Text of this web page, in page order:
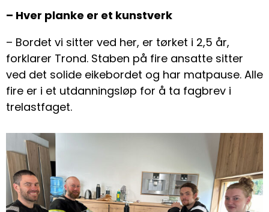
– Hver planke er et kunstverk
– Bordet vi sitter ved her, er tørket i 2,5 år,
forklarer Trond. Staben på fire ansatte sitter
ved det solide eikebordet og har matpause. Alle
fire er i et utdanningsløp for å ta fagbrev i
trelastfaget.